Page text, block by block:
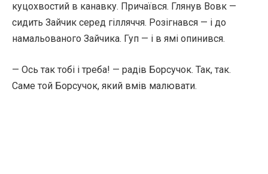
куцохвостий в канавку. Причаївся. Глянув Вовк —
сидить Зайчик серед гілляччя. Розігнався — і до
намальованого Зайчика. Гуп — і в ямі опинився.
— Ось так тобі і треба! — радів Борсучок. Так, так.
Саме той Борсучок, який вмів малювати.